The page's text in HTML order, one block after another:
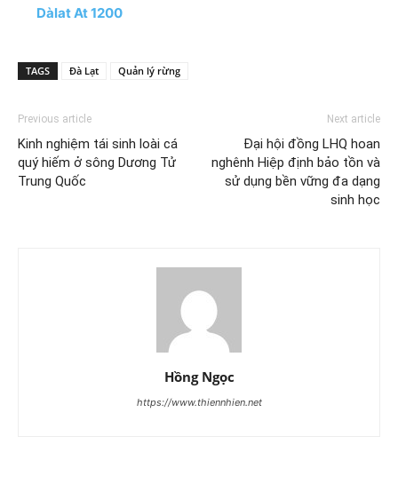
Dàlat At 1200
TAGS Đà Lạt Quản lý rừng
Previous article
Kinh nghiệm tái sinh loài cá
quý hiếm ở sông Dương Tử
Trung Quốc
Next article
Đại hội đồng LHQ hoan
nghênh Hiệp định bảo tồn và
sử dụng bền vững đa dạng
sinh học
Hồng Ngọc
https://www.thiennhien.net